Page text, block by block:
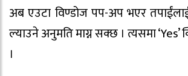
अब एउटा विण्डोज पप-अप भएर
ल्याउने अनुमति माग्न सक्छ । त्यसमा
।